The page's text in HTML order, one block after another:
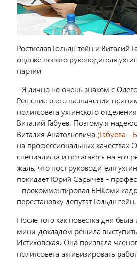
Ростислав Гольдштейн и Виталий
оценке нового руководителя
партии
- Я лично не очень знаком с
Решение о его назначении
политсовета ухтинского
Виталий Габуев. Поэтому я
Виталия Анатольевича (Габуева -
на профессиональных качествах
специалиста и полагаюсь на его
жаль, что пост руководителя
покидает Юрий Сарычев -
- прокомментировал БНКоми
перестановку депутат Гольдштейн.
После того как повестка дня была
мини-докладом решила
Истиховская. Она призвала
политсовета активизировать